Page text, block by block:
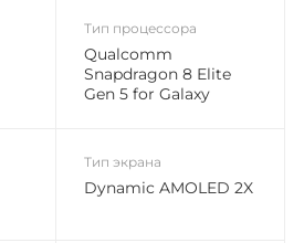
Тип процессора
Qualcomm
Snapdragon 8 Elite
Gen 5 for Galaxy
Тип экрана
Dynamic AMOLED 2X